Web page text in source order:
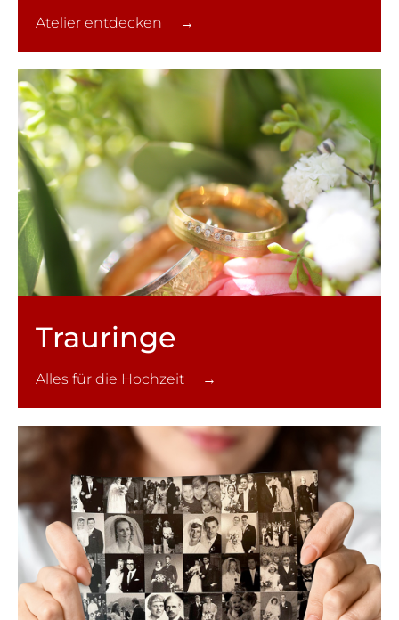
Atelier entdecken →
Trauringe
Alles für die Hochzeit →